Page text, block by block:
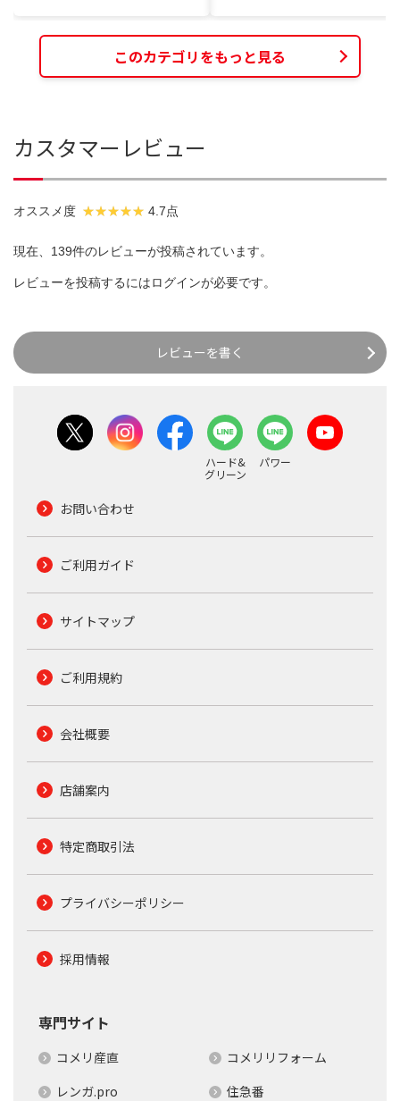
このカテゴリをもっと見る
カスタマーレビュー
オススメ度 4.7点
現在、139件のレビューが投稿されています。
レビューを投稿するにはログインが必要です。
レビューを書く
ハード&
グリーン
パワー
お問い合わせ
ご利用ガイド
サイトマップ
ご利用規約
会社概要
店舗案内
特定商取引法
プライバシーポリシー
採用情報
専門サイト
コメリ産直
コメリリフォーム
レンガ.pro
住急番